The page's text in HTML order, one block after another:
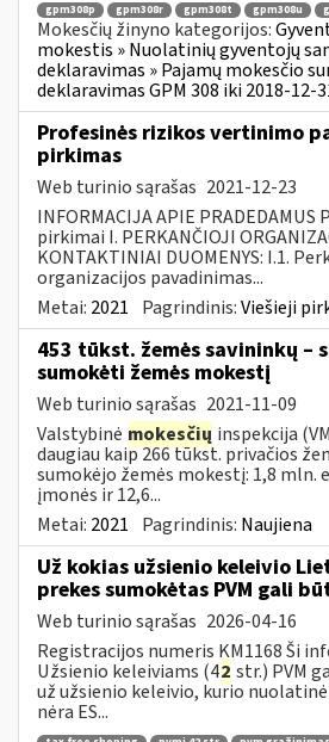
gpm308p
gpm308r gpm308t gpm308u
Mokesčių žinyno kategorijos:
mokestis » Nuolatinių gyventojų
deklaravimas » Pajamų mokesčio
deklaravimas GPM 308 iki 2018-12-
Profesinės rizikos vertinimo
pirkimas
Web turinio sąrašas 2021-12-23
INFORMACIJA APIE PRADEDAMUS
pirkimai I. PERKANČIOJI
KONTAKTINIAI DUOMENYS: I.1.
organizacijos pavadinimas...
Metai: 2021 Pagrindinis:Viešieji
453 tūkst. žemės savininkų –
sumokėti žemės mokestį
Web turinio sąrašas 2021-11-09
Valstybinė mokesčių inspekcija
daugiau kaip 266 tūkst. privačios
sumokėjo žemės mokestį: 1,8 mln.
įmonės ir 12,6...
Metai: 2021 Pagrindinis: Naujiena
Už kokias užsienio keleivio
prekes sumokėtas PVM gali
Web turinio sąrašas 2026-04-16
Registracijos numeris KM1168 Ši
Užsienio keleiviams (42 str.) PVM
už užsienio keleivio, kurio
nėra ES...